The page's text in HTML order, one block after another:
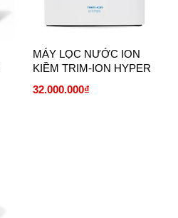
MÁY LỌC NƯỚC ION
KIỀM TRIM-ION HYPER
32.000.000₫